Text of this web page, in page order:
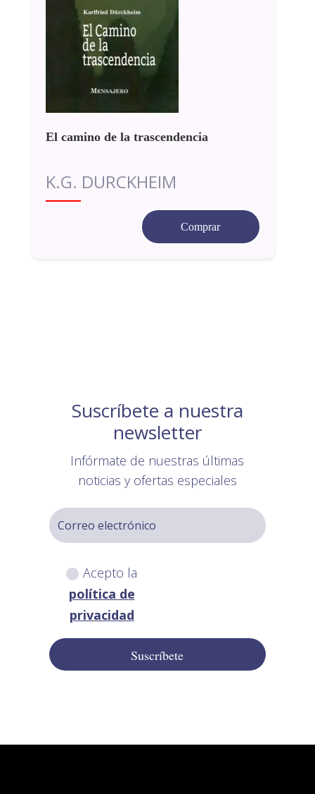
El camino de la trascendencia
K.G. DURCKHEIM
Comprar
Suscríbete a nuestra
newsletter
Infórmate de nuestras últimas
noticias y ofertas especiales
Acepto la
política de
privacidad
Suscríbete